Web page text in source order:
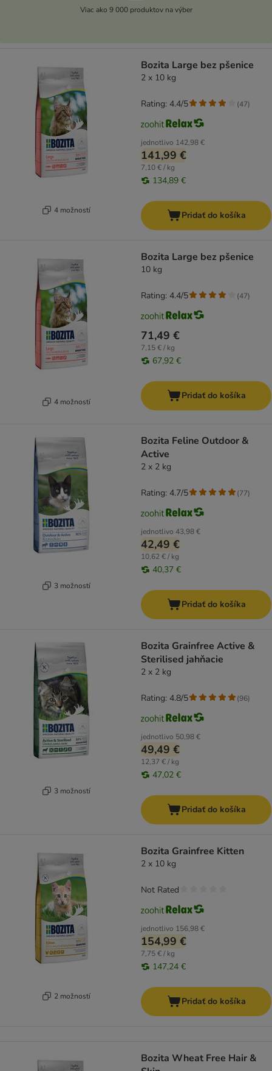
Viac ako 9 000 produktov na výber
4 možností
Bozita Large bez pšenice
2 x 10 kg
jednotlivo 142,98 €
141,99 €
7,10 € / kg
134,89 €
Rating: 4.4/5 (47)
Pridať do košíka
4 možností
Bozita Large bez pšenice
10 kg
71,49 €
7,15 € / kg
67,92 €
Rating: 4.4/5 (47)
Pridať do košíka
3 možností
Bozita Feline Outdoor &
Active
2 x 2 kg
jednotlivo 43,98 €
42,49 €
10,62 € / kg
40,37 €
Rating: 4.7/5 (77)
Pridať do košíka
3 možností
Bozita Grainfree Active &
Sterilised jahňacie
2 x 2 kg
jednotlivo 50,98 €
49,49 €
12,37 € / kg
47,02 €
Rating: 4.8/5 (96)
Pridať do košíka
2 možností
Bozita Grainfree Kitten
2 x 10 kg
jednotlivo 156,98 €
154,99 €
7,75 € / kg
147,24 €
Not Rated
Pridať do košíka
Bozita Wheat Free Hair &